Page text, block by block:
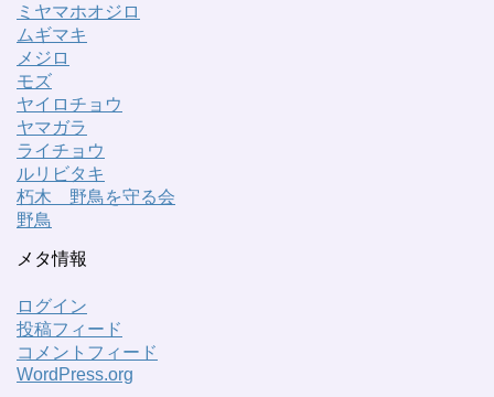
ミヤマホオジロ
ムギマキ
メジロ
モズ
ヤイロチョウ
ヤマガラ
ライチョウ
ルリビタキ
朽木 野鳥を守る会
野鳥
メタ情報
ログイン
投稿フィード
コメントフィード
WordPress.org